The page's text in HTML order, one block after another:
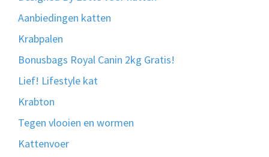
Aanbiedingen katten
Krabpalen
Bonusbags Royal Canin 2kg Gratis!
Lief! Lifestyle kat
Krabton
Tegen vlooien en wormen
Kattenvoer